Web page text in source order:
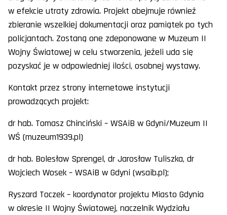
w efekcie utraty zdrowia. Projekt obejmuje również
zbieranie wszelkiej dokumentacji oraz pamiątek po tych
policjantach. Zostaną one zdeponowane w Muzeum II
Wojny Światowej w celu stworzenia, jeżeli uda się
pozyskać je w odpowiedniej ilości, osobnej wystawy.
Kontakt przez strony internetowe instytucji
prowadzących projekt:
dr hab. Tomasz Chinciński – WSAiB w Gdyni/Muzeum II
WŚ (muzeum1939.pl)
dr hab. Bolesław Sprengel, dr Jarosław Tuliszka, dr
Wojciech Wosek – WSAiB w Gdyni (wsaib.pl);
Ryszard Toczek – koordynator projektu Miasto Gdynia
w okresie II Wojny Światowej, naczelnik Wydziału